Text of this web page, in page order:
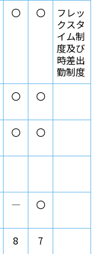
〇 〇
フレッ
クスタ
イム制
度及び
時差出
勤制度
〇 〇
〇 〇
― 〇
8
7